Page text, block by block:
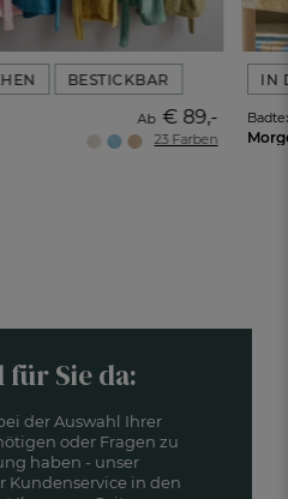
BESTICKBAR
Ab€ 89,-
23 Farben
IN
für Sie da:
der Auswahl Ihrer
oder Fragen zu
haben - unser
Kundenservice in den